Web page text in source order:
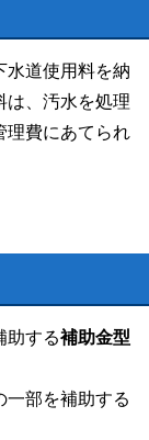
水道使用料を納
は、汚水を処理
理費にあてられ
助する補助金型
一部を補助する